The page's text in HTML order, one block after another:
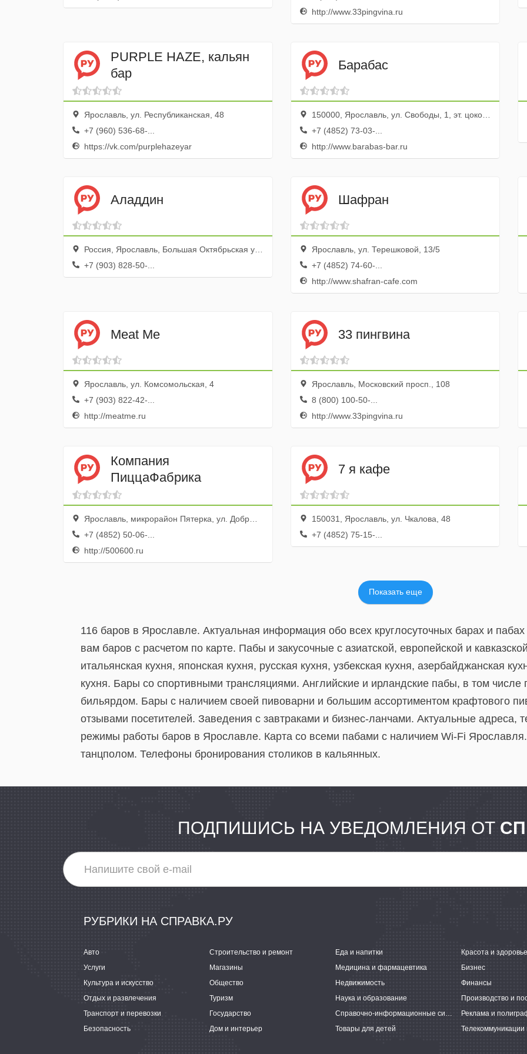
http://www.33pingvina.ru
PURPLE HAZE, кальян
бар
Ярославль, ул. Республиканская, 48
+7 (960) 536-68-...
https://vk.com/purplehazeyar
Барабас
150000, Ярославль, ул. Свободы, 1, эт. цокольный
+7 (4852) 73-03-...
http://www.barabas-bar.ru
Аладдин
Россия, Ярославль, Большая Октябрьская улица, 37/1
+7 (903) 828-50-...
Шафран
Ярославль, ул. Терешковой, 13/5
+7 (4852) 74-60-...
http://www.shafran-cafe.com
Meat Me
Ярославль, ул. Комсомольская, 4
+7 (903) 822-42-...
http://meatme.ru
33 пингвина
Ярославль, Московский просп., 108
8 (800) 100-50-...
http://www.33pingvina.ru
Компания
ПиццаФабрика
Ярославль, микрорайон Пятерка, ул. Добрынина, 7
+7 (4852) 50-06-...
http://500600.ru
7 я кафе
150031, Ярославль, ул. Чкалова, 48
+7 (4852) 75-15-...
Показать еще
116 баров в Ярославле. Актуальная информация обо всех круглосуточных барах и
вам баров с расчетом по карте. Пабы и закусочные с азиатской, европейской и
итальянская кухня, японская кухня, русская кухня, узбекская кухня, азербайджанская
кухня. Бары со спортивными трансляциями. Английские и ирландские пабы, в том
бильярдом. Бары с наличием своей пивоварни и большим ассортиментом крафтового
отзывами посетителей. Заведения с завтраками и бизнес-ланчами. Актуальные адреса,
режимы работы баров в Ярославле. Карта со всеми пабами с наличием Wi-Fi
танцполом. Телефоны бронирования столиков в кальянных.
ПОДПИШИСЬ НА УВЕДОМЛЕНИЯ ОТ
РУБРИКИ НА СПРАВКА.РУ
Авто Строительство и ремонт Еда и напитки
Красота и здоровье
Услуги
Магазины Медицина и фармацевтика
Бизнес
Культура и искусство
Общество Недвижимость
Финансы
Отдых и развлечения
Туризм Наука и образование
Производство и
Транспорт и перевозки
Государство Справочно-информационные системы
Реклама и
Безопасность
Дом и интерьер Товары для детей Телекоммуникации